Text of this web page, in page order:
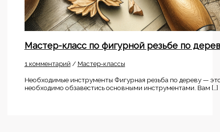
Мастер-класс по фигурной резьбе по
1 комментарий / Мастер-классы
Необходимые инструменты Фигурная резьба по дереву —
необходимо обзавестись основными инструментами. Вам […]